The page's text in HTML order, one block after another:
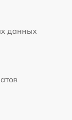
данных